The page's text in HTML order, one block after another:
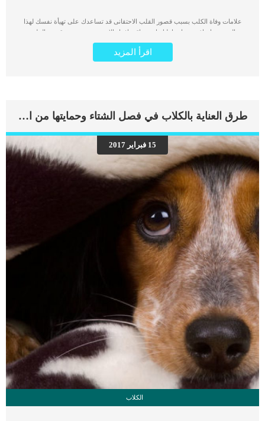
علامات وفاة الكلب بسبب قصور القلب الاحتقانى قد تساعدك على تهيأة نفسك لهذا
الحدث, واتخاذ جميع احتياطتك انت وباقى افراد الاسرة. يعتبر مرض قصور القلب
الاحتقانى من اخطر الحالات المرضية التى يمكن ان يتعرض لها جميع الكائنات الحية بما فى
ذلك الكلاب والقطط. كما ان القلب يعتبر عضوا رئيسيا فى جسم الكلاب, واى قصور به
اقترب من مرحلة يحتافيها إلى رعاية المسنين أو قد تفكر في القتل الرحيم. يمكننا اختصار
النهاية. اهم علامات وفاة الكلاب بسبب قصور القلب الاحتقانى كما ذكرنا ستكون هذه
العلامات عبارة عن مراحل متدرجة الى المرحلة الاخيرة وهى الوفاة. _المرحلة الاولى,
تظهر ان الكلب معرض لخطر الإصابة بسرطان القلب ، ولكن ليس لديه أعراض ولا
تغييرات في القلب. _المرحلة الثانية,يعاني الكلب […]
اقرأ المزيد
طرق العناية بالكلاب في فصل الشتاء وحمايتها من الأمراض
15 فبراير 2017
الكلاب